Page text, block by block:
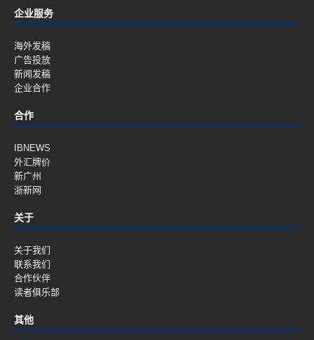
企业服务
海外发稿
广告投放
新闻发稿
企业合作
合作
IBNEWS
外汇牌价
新广州
浙新网
关于
关于我们
联系我们
合作伙伴
读者俱乐部
其他